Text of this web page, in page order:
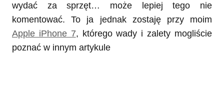
wydać za sprzęt… może lepiej tego nie
komentować. To ja jednak zostaję przy moim
Apple iPhone 7, którego wady i zalety mogliście
poznać w innym artykule